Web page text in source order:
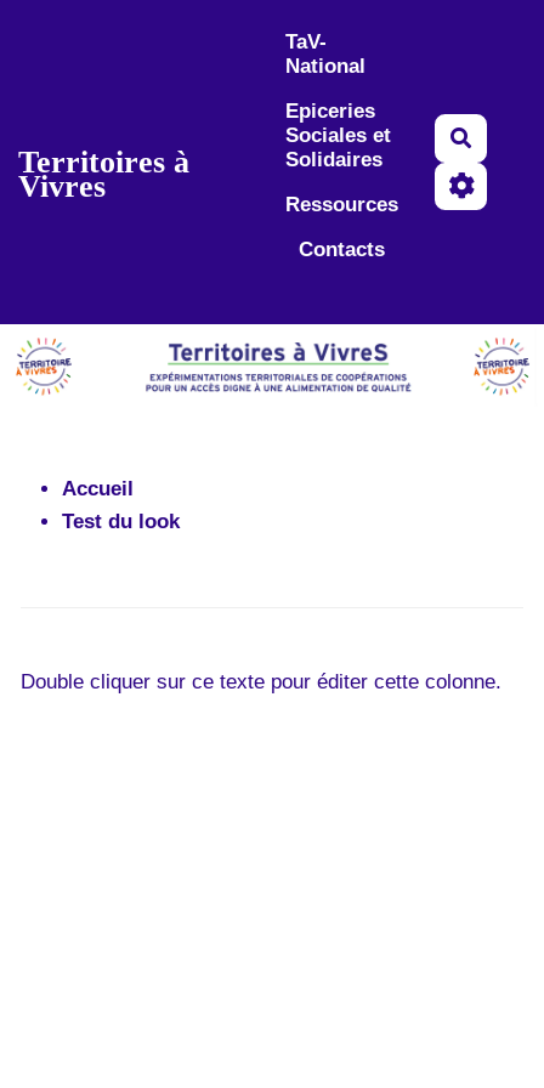
Territoires à
Vivres
TaV-
National
Epiceries
Sociales et
Solidaires
Ressources
Contacts
Accueil
Test du look
Double cliquer sur ce texte pour éditer cette colonne.